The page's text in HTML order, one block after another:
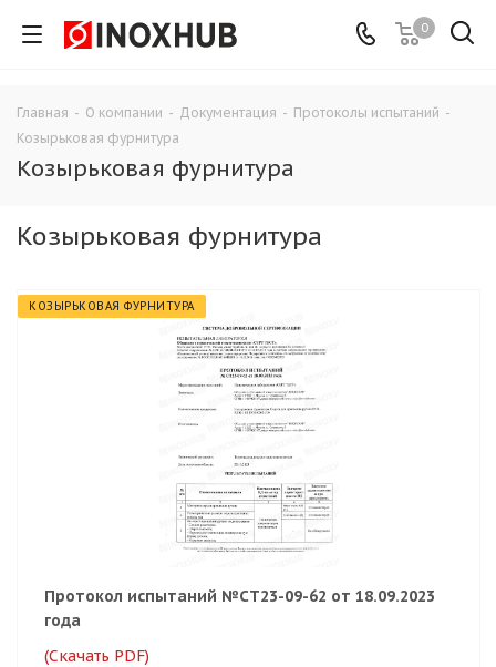
0
Главная - О компании - Документация - Протоколы испытаний -
Козырьковая фурнитура
Козырьковая фурнитура
Козырьковая фурнитура
Протокол испытаний №СТ23-09-62 от 18.09.2023
года
КОЗЫРЬКОВАЯ ФУРНИТУРА
(Скачать PDF)